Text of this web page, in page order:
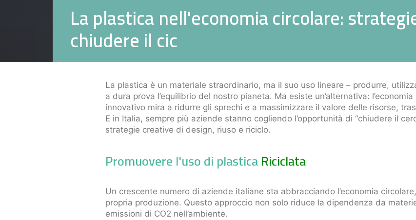
Laplasticanell'economiacircolare:strategi
chiudereilcic
La plastica è un materiale straordinario, ma il suo uso lineare – produrre,
a dura prova l’equilibrio del nostro pianeta. Ma esiste un’alternativa:
innovativo mira a ridurre gli sprechi e a massimizzare il valore delle risorse,
E in Italia, sempre più aziende stanno cogliendo l’opportunità di “chiudere il
strategie creative di design, riuso e riciclo.
Promuovere l'uso di plasticaRiciclata
Un crescente numero di aziende italiane sta abbracciando l’economia
propria produzione. Questo approccio non solo riduce la dipendenza da
emissioni di CO2 nell’ambiente.